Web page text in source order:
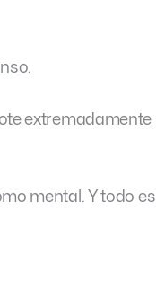
extremadamente
mental. Y todo es